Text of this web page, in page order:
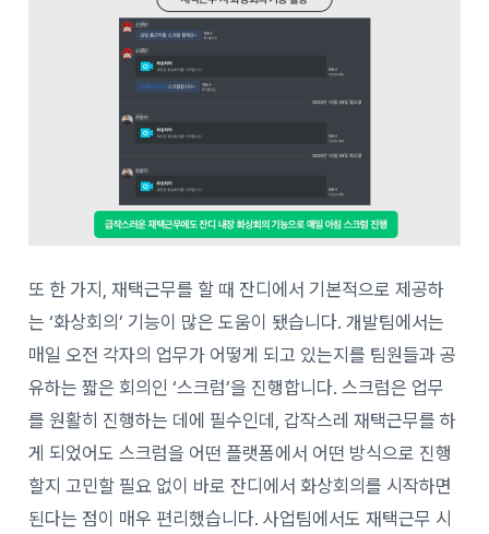
또 한 가지, 재택근무를 할 때 잔디에서 기본적으로 제공하
는 ‘화상회의’ 기능이 많은 도움이 됐습니다. 개발팀에서는
매일 오전 각자의 업무가 어떻게 되고 있는지를 팀원들과 공
유하는 짧은 회의인 ‘스크럼’을 진행합니다. 스크럼은 업무
를 원활히 진행하는 데에 필수인데, 갑작스레 재택근무를 하
게 되었어도 스크럼을 어떤 플랫폼에서 어떤 방식으로 진행
할지 고민할 필요 없이 바로 잔디에서 화상회의를 시작하면
된다는 점이 매우 편리했습니다. 사업팀에서도 재택근무 시